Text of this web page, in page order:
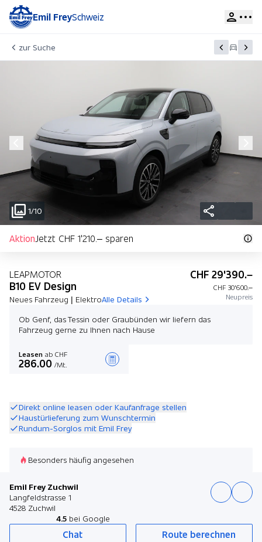
Emil FreySchweiz
zur Suche
1/10
AktionJetzt CHF 1'210.– sparen
LEAPMOTOR
B10 EV Design
Neues Fahrzeug | ElektroAlle Details
CHF 29'390.–
CHF 30'600.–
Neupreis
Ob Genf, das Tessin oder Graubünden wir liefern das
Fahrzeug gerne zu Ihnen nach Hause
Leasen ab CHF
286.00 /Mt.
Direkt online leasen oder Kaufanfrage stellen
Haustürlieferung zum Wunschtermin
Rundum-Sorglos mit Emil Frey
Besonders häufig angesehen
Emil Frey Zuchwil
Langfeldstrasse 1
4528 Zuchwil
4.5 bei Google
Chat Route berechnen